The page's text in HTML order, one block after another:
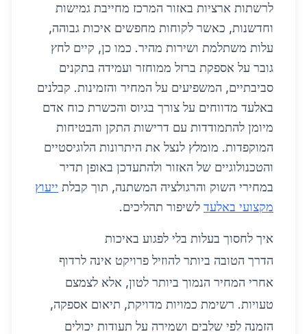
לרשתות ארציות באזור המרכז מחייבת גמישות
וחדשנות, כאשר לקוחות מחפשים איכות גבוהה,
עלות משתלמת ושירות מהיר. כמו כן, קיים לחץ
גובר על אספקת ברזל ממוחזר ועמידה בתקנים
סביבתיים, המשפיעים על המחיר והזמינות. קבלנים
באלעד מדווחים על צורך בגיוס והכשרת כוח אדם
מיומן להתמודדות עם דרישות התקן והבטיחות
המוקפדות. מומלץ לנצל את היתרונות הלוגיסטיים
והטכנולוגיים של האזור ולהתעדכן באופן תדיר
במחירי השוק והרגולציה המשתנה, תוך קבלת ייעוץ
מקצועי באלעד לשיפור תהליכים.
איך לחסוך בעלות בלי לפגוע באיכות
הדרך הטובה ביותר להוזיל פרויקט אינה לרדוף
אחרי המחיר הנמוך ביותר לטון, אלא לצמצם
טעויות. רשימת כמויות מדויקת, תיאום אספקה,
הזמנה לפי שלבים ושמירה על תעודות יכולים